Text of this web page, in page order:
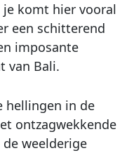
je komt hier vooral
een schitterend
imposante
van Bali.
hellingen in de
ontzagwekkende
weelderige